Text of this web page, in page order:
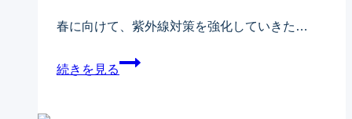
た
定！
終
春に向けて、紫外線対策を強化していきた…
続きを見る紫